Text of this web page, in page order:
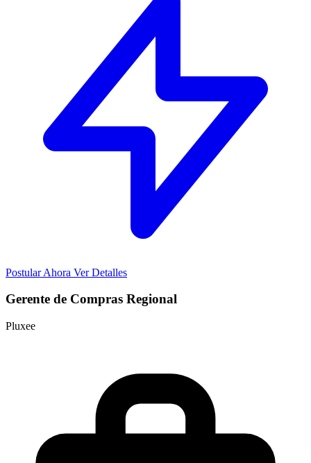
Postular Ahora Ver Detalles
Gerente de Compras Regional
Pluxee